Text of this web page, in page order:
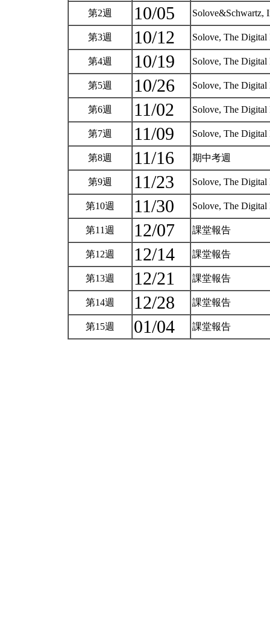
第2週 10/05 Solove&Schwartz,
第3週 10/12 Solove, The Digital
第4週 10/19 Solove, The Digital
第5週 10/26 Solove, The Digital
第6週 11/02 Solove, The Digital
第7週 11/09 Solove, The Digital
第8週 11/16 期中考週
第9週 11/23 Solove, The Digital
第10週 11/30 Solove, The Digital
第11週 12/07 課堂報告
第12週 12/14 課堂報告
第13週 12/21 課堂報告
第14週 12/28 課堂報告
第15週 01/04 課堂報告